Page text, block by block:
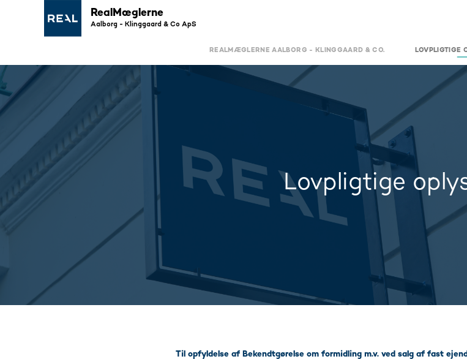
RealMæglerne
Aalborg - Klinggaard & Co ApS
REALMÆGLERNE AALBORG - KLINGGAARD & CO. LOVPLIGTIGE
Lovpligtige
Til opfyldelse af Bekendtgørelse om formidling m.v. ved salg af fast